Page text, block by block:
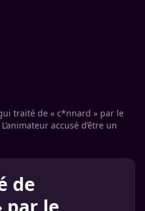
traité de « c*nnard » par le
accusé d’être un
de